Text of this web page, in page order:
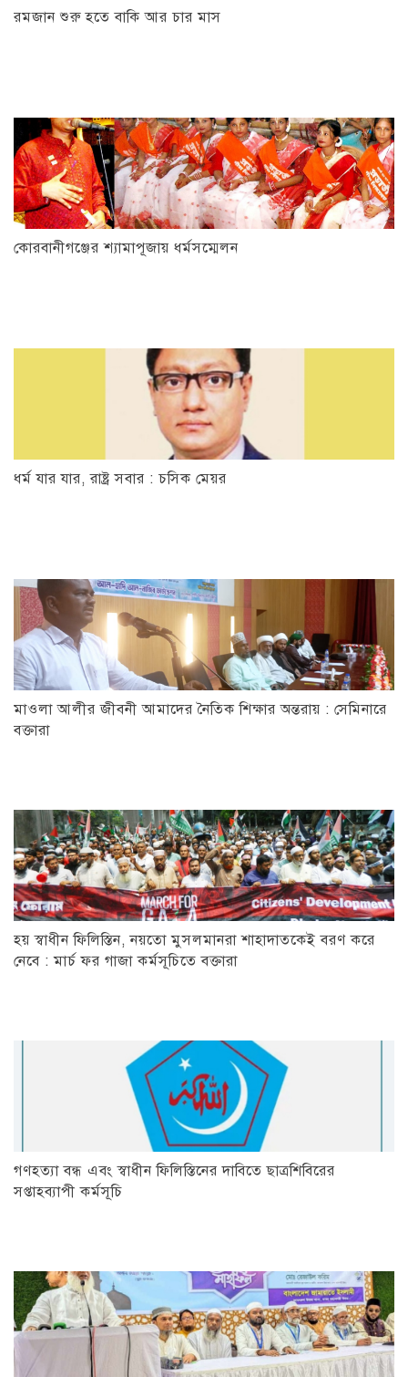
রমজান শুরু হতে বাকি আর চার মাস
কোরবানীগঞ্জের শ্যামাপূজায় ধর্মসম্মেলন
ধর্ম যার যার, রাষ্ট্র সবার : চসিক মেয়র
মাওলা আলীর জীবনী আমাদের নৈতিক শিক্ষার অন্তরায় : সেমিনারে
বক্তারা
হয় স্বাধীন ফিলিস্তিন, নয়তো মুসলমানরা শাহাদাতকেই বরণ করে
নেবে : মার্চ ফর গাজা কর্মসূচিতে বক্তারা
গণহত্যা বন্ধ এবং স্বাধীন ফিলিস্তিনের দাবিতে ছাত্রশিবিরের
সপ্তাহব্যাপী কর্মসূচি